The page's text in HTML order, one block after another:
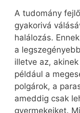
A tudomány
gyakorivá
halálozás.
a
illetve az,
például a
polgárok, a
ameddig csak
gyermekeiket.